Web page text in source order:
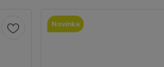
Novinka